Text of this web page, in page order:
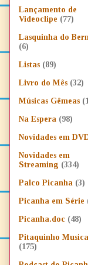
Lançamento de
Videoclipe (77)
Lasquinha do
(6)
Listas (89)
Livro do Mês (32)
Músicas Gêmeas
Na Espera (98)
Novidades em
Novidades em
Streaming (334)
Palco Picanha (3)
Picanha em Série
Picanha.doc (48)
Pitaquinho
(175)